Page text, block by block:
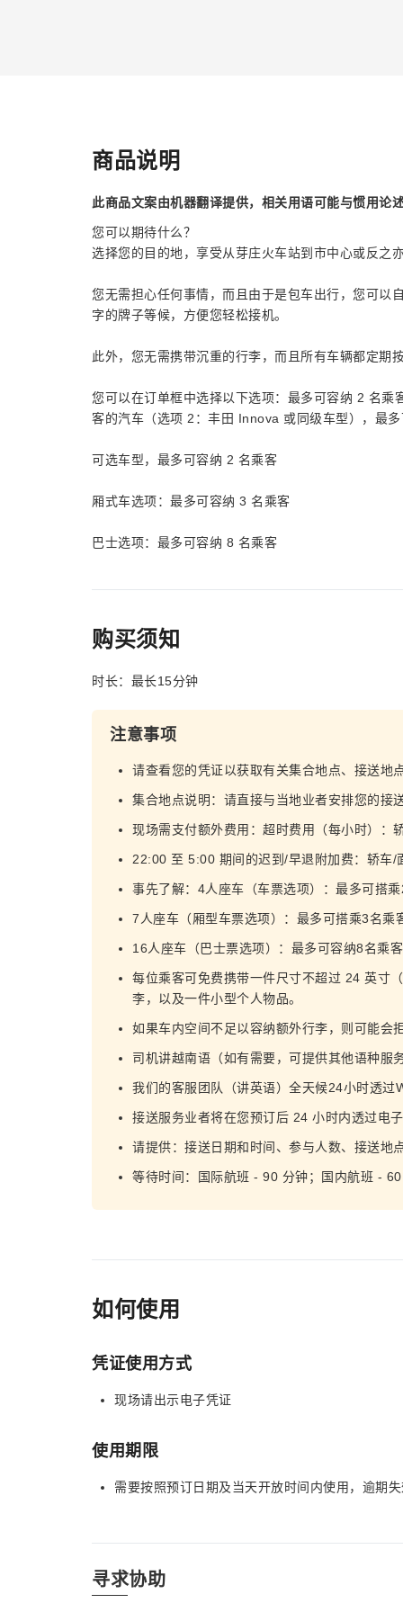
商品说明
此商品文案由机器翻译提供，相关用语可能与惯用论
您可以期待什么？
选择您的目的地，享受从芽庄火车站到市中心或反之
您无需担心任何事情，而且由于是包车出行，您可以
字的牌子等候，方便您轻松接机。
此外，您无需携带沉重的行李，而且所有车辆都定期
您可以在订单框中选择以下选项：最多可容纳 2 名
客的汽车（选项 2：丰田 Innova 或同级车型），最
可选车型，最多可容纳 2 名乘客
厢式车选项：最多可容纳 3 名乘客
巴士选项：最多可容纳 8 名乘客
购买须知
时长：最长15分钟
注意事项
请查看您的凭证以获取有关集合地点、接送地
集合地点说明：请直接与当地业者安排您的接
现场需支付额外费用：超时费用（每小时）
22:00 至 5:00 期间的迟到/早退附加费：轿车
事先了解：4人座车（车票选项）：最多可搭
7人座车（厢型车票选项）：最多可搭乘3名
16人座车（巴士票选项）：最多可容纳8名乘
每位乘客可免费携带一件尺寸不超过 24 英寸
李，以及一件小型个人物品。
如果车内空间不足以容纳额外行李，则可能会
司机讲越南语（如有需要，可提供其他语种服
我们的客服团队（讲英语）全天候24小时透过
接送服务业者将在您预订后 24 小时内透过电
请提供：接送日期和时间、参与人数、接送地
等待时间：国际航班 - 90 分钟；国内航班 -
如何使用
凭证使用方式
现场请出示电子凭证
使用期限
需要按照预订日期及当天开放时间内使用，逾期
寻求协助